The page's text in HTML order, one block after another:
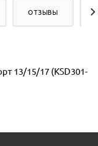
ОТЗЫВЫ
13/15/17 (KSD301-